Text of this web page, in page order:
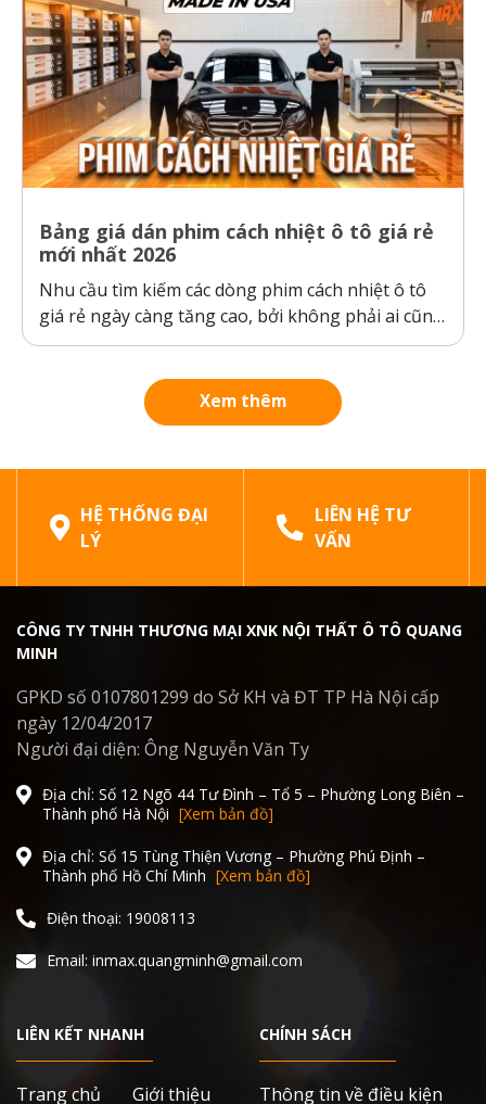
Bảng giá dán phim cách nhiệt ô tô giá rẻ
mới nhất 2026
Nhu cầu tìm kiếm các dòng phim cách nhiệt ô tô
giá rẻ ngày càng tăng cao, bởi không phải ai cũng
sẵn sàng bỏ ra hàng chục triệu đồng cho một gói
hãng” và “hàng giả, hàng nhái”...
Xem thêm
HỆ THỐNG ĐẠI
LÝ
LIÊN HỆ TƯ
VẤN
CÔNG TY TNHH THƯƠNG MẠI XNK NỘI THẤT Ô TÔ QUANG
MINH
GPKD số 0107801299 do Sở KH và ĐT TP Hà Nội cấp
ngày 12/04/2017
Người đại diện: Ông Nguyễn Văn Ty
Địa chỉ: Số 12 Ngõ 44 Tư Đình – Tổ 5 – Phường Long Biên –
Thành phố Hà Nội [Xem bản đồ]
Địa chỉ: Số 15 Tùng Thiện Vương – Phường Phú Định –
Thành phố Hồ Chí Minh [Xem bản đồ]
Điện thoại: 19008113
Email: inmax.quangminh@gmail.com
LIÊN KẾT NHANH
Trang chủ Giới thiệu
CHÍNH SÁCH
Thông tin về điều kiện